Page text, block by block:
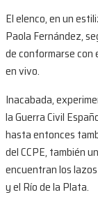
El elenco, en un
Paola Fernández,
de conformarse con
en vivo.
Inacabada,
la Guerra Civil
hasta entonces
del CCPE, también
encuentran los
y el Río de la Plata.